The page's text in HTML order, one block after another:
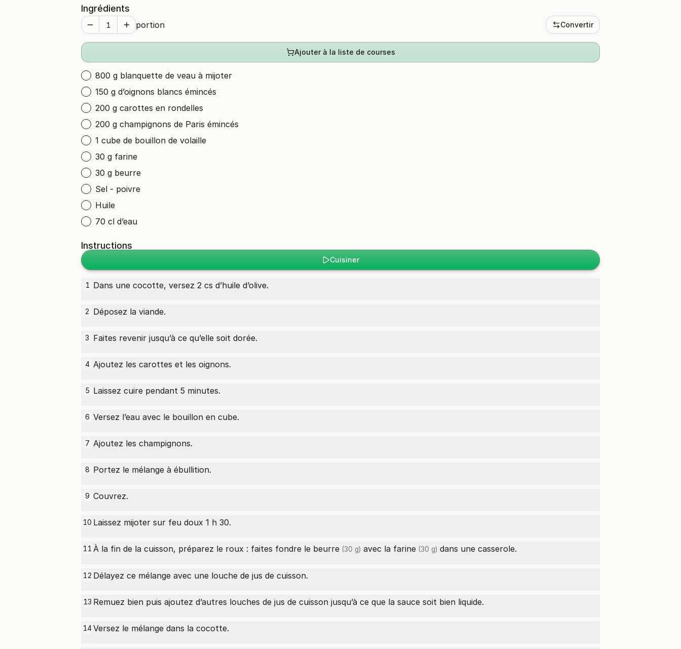
Ingrédients
portion Convertir
Ajouter à la liste de courses
800 g blanquette de veau à mijoter
150 g d’oignons blancs émincés
200 g carottes en rondelles
200 g champignons de Paris émincés
1 cube de bouillon de volaille
30 g farine
30 g beurre
Sel - poivre
Huile
70 cl d’eau
Instructions
Cuisiner
1 Dans une cocotte, versez 2 cs d’huile d’olive.
2 Déposez la viande.
3 Faites revenir jusqu’à ce qu’elle soit dorée.
4 Ajoutez les carottes et les oignons.
5 Laissez cuire pendant 5 minutes.
6 Versez l’eau avec le bouillon en cube.
7 Ajoutez les champignons.
8 Portez le mélange à ébullition.
9 Couvrez.
10 Laissez mijoter sur feu doux 1 h 30.
11 À la fin de la cuisson, préparez le roux : faites fondre le beurre (30 g) avec la farine (30 g) dans une casserole.
12 Délayez ce mélange avec une louche de jus de cuisson.
13 Remuez bien puis ajoutez d’autres louches de jus de cuisson jusqu’à ce que la sauce soit bien liquide.
14 Versez le mélange dans la cocotte.